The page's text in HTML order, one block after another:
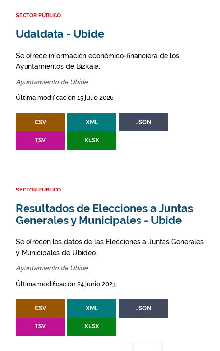
SECTOR PÚBLICO
Udaldata - Ubide
Se ofrece información económico-financiera de los
Ayuntamientos de Bizkaia.
Ayuntamiento de Ubide
Última modificación 15 julio 2026
CSV XML JSON
TSV XLSX
SECTOR PÚBLICO
Resultados de Elecciones a Juntas
Generales y Municipales - Ubide
Se ofrecen los datos de las Elecciones a Juntas Generales
y Municipales de Ubideo.
Ayuntamiento de Ubide
Última modificación 24 junio 2023
CSV XML JSON
TSV XLSX